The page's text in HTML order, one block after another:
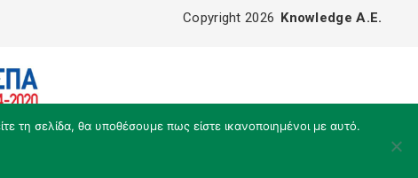
τη σελίδα, θα υποθέσουμε πως είστε ικανοποιημένοι με αυτό.
Copyright 2026 Knowledge A.E.